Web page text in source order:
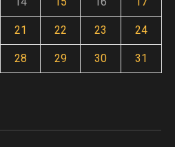
21 22 23 24
28 29 30 31